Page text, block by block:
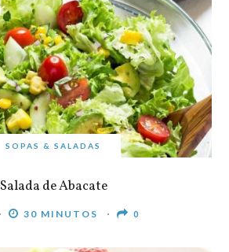
SOPAS & SALADAS
Salada de Abacate
30 MINUTOS 0